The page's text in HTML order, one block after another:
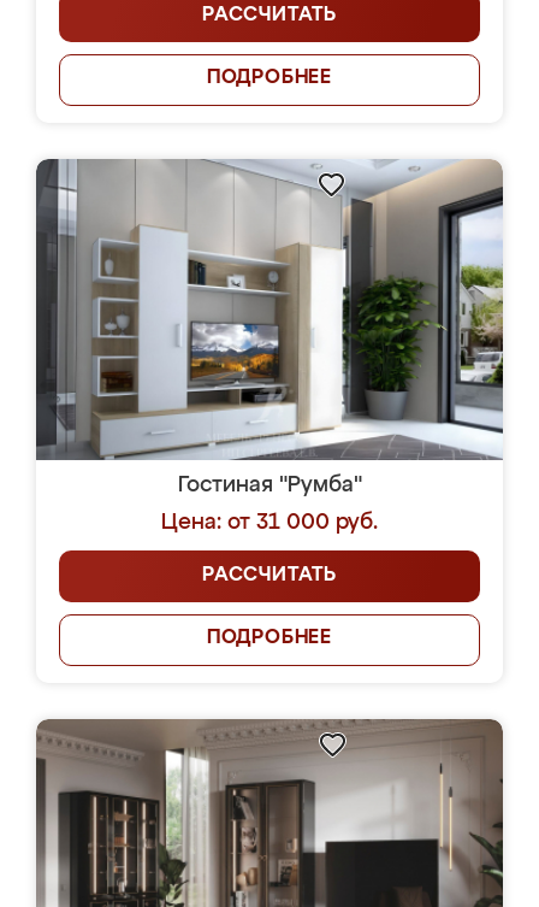
РАССЧИТАТЬ
ПОДРОБНЕЕ
Гостиная "Румба"
Цена: от 31 000 руб.
РАССЧИТАТЬ
ПОДРОБНЕЕ